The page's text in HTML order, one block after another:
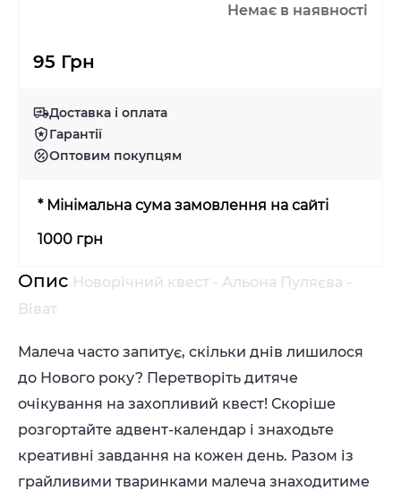
Немає в наявності
95 Грн
Доставка і оплата
Гарантії
Оптовим покупцям
* Мінімальна сума замовлення на сайті
1000 грн
Опис Новорічний квест - Альона Пуляєва -
Віват
Малеча часто запитує, скільки днів лишилося
до Нового року? Перетворіть дитяче
очікування на захопливий квест! Скоріше
розгортайте адвент-календар і знаходьте
креативні завдання на кожен день. Разом із
грайливими тваринками малеча знаходитиме